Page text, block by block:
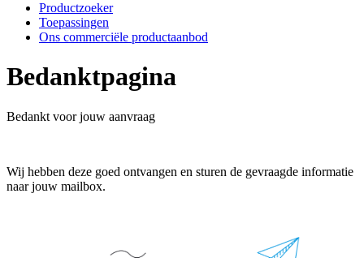
Productzoeker
Toepassingen
Ons commerciële productaanbod
Bedanktpagina
Bedankt voor jouw aanvraag
Wij hebben deze goed ontvangen en sturen de gevraagde informatie
naar jouw mailbox.